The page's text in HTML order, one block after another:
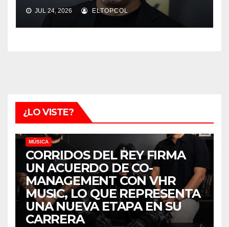
JUL 24, 2026 ELTOPCOL
¿LO VISTE?
MÚSICA
CORRIDOS DEL REY FIRMA
UN ACUERDO DE CO-
MANAGEMENT CON VHR
MUSIC, LO QUE REPRESENTA
UNA NUEVA ETAPA EN SU
CARRERA